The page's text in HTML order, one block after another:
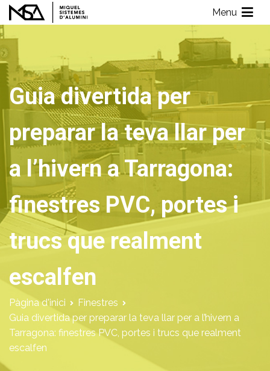
Vés
al
contingut
Empresa de Aluminios con más de 40 años de experiencia
Menu
Guia divertida per
preparar la teva llar per
a l’hivern a Tarragona:
finestres PVC, portes i
trucs que realment
escalfen
Pàgina d'inici
Finestres
Guia divertida per preparar la teva llar per a l’hivern a
Tarragona: finestres PVC, portes i trucs que realment
escalfen